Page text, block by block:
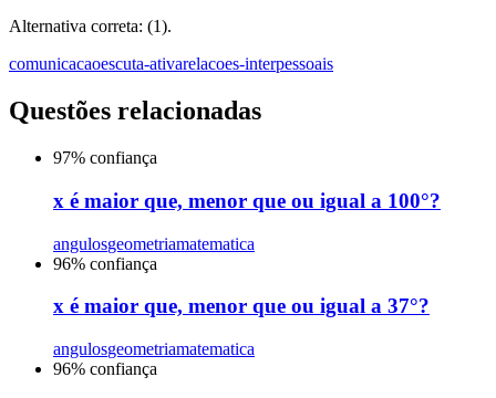
Alternativa correta: (1).
comunicacaoescuta-ativarelacoes-interpessoais
Questões relacionadas
97% confiança
x é maior que, menor que ou igual a 100°?
angulosgeometriamatematica
96% confiança
x é maior que, menor que ou igual a 37°?
angulosgeometriamatematica
96% confiança